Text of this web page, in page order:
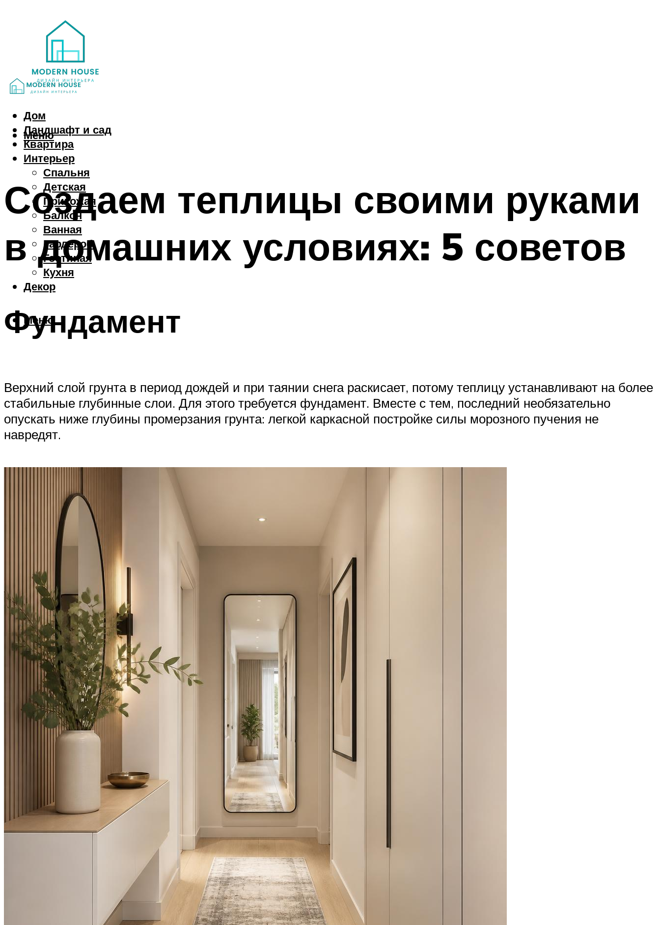
Дом
Ландшафт и сад
Квартира
Интерьер
Спальня
Детская
Прихожая
Балкон
Ванная
Гардероб
Гостиная
Кухня
Декор
Меню
Меню
Создаем теплицы своими руками
в домашних условиях: 5 советов
Фундамент
Верхний слой грунта в период дождей и при таянии снега раскисает, потому теплицу устанавливают на более
стабильные глубинные слои. Для этого требуется фундамент. Вместе с тем, последний необязательно
опускать ниже глубины промерзания грунта: легкой каркасной постройке силы морозного пучения не
навредят.